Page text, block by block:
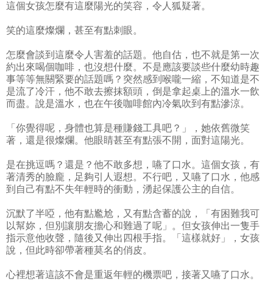
這個女孩怎麼有這麼陽光的笑容，令人狐疑著。
笑的這麼燦爛，甚至有點刺眼。
怎麼會談到這麼令人害羞的話題。他自估，也不就是第一次
約出來喝個咖啡，也沒想什麼。不是應該要談些什麼幼時趣
事等等無關緊要的話題嗎？突然感到喉嚨一縮，不知道是不
是流了冷汗，他不敢去擦抹額頭，倒是拿起桌上的溫水一飲
而盡。說是溫水，也在午後咖啡館內冷氣吹到有點滲涼。
「你覺得呢，身體也算是種賺錢工具吧？」，她依舊微笑
著，還是很燦爛。他眼睛甚至有點張不開，面對這陽光。
是在挑逗嗎？還是？他不敢多想，嚥了口水。這個女孩，有
著清秀的臉龐，足夠引人遐想。不行吧，又嚥了口水，他感
到自己有點不失年輕時的衝動，湧起保護公主的自信。
沉默了半啞，他有點尷尬，又有點含蓄的說，「有困難我可
以幫妳，但別讓朋友擔心和難過了呢」。但女孩伸出一隻手
指示意他收聲，隨後又伸出四根手指。「這樣就好」，女孩
說，但此時卻帶著種莫名的俏皮。
心裡想著這該不會是重返年輕的機票吧，接著又嚥了口水。